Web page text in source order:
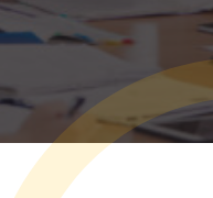
Saisonnalité des
Outils et
Portail RH